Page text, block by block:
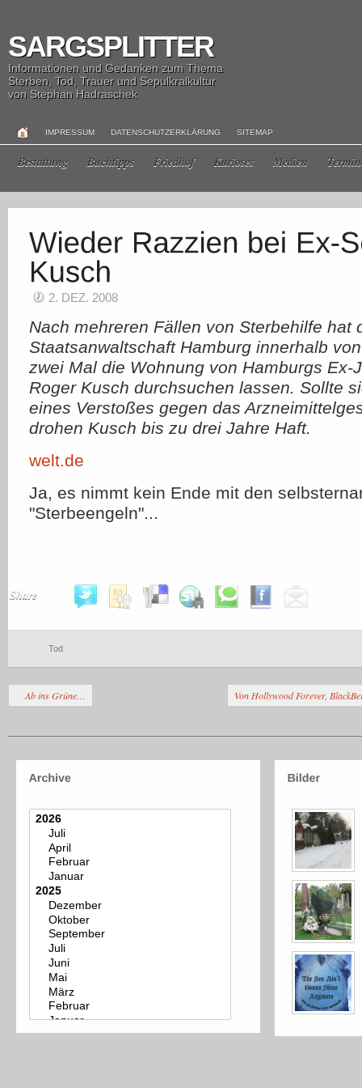
SARGSPLITTER
Informationen und Gedanken zum Thema
Sterben, Tod, Trauer und Sepulkralkultur
von Stephan Hadraschek
IMPRESSUM DATENSCHUTZERKLÄRUNG SITEMAP
Bestattung Buchtipps Friedhof Kurioses Medien
2. DEZ. 2008
Nach mehreren Fällen von Sterbehilfe hat
Staatsanwaltschaft Hamburg innerhalb
zwei Mal die Wohnung von Hamburgs Ex-
Roger Kusch durchsuchen lassen. Sollte
eines Verstoßes gegen das
drohen Kusch bis zu drei Jahre Haft.
welt.de
Ja, es nimmt kein Ende mit den
"Sterbeengeln"...
Share
Tod
Ab ins Grüne… Von Hollywood Forever,